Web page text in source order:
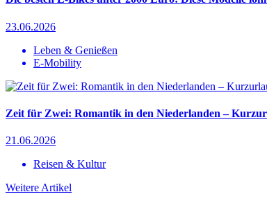
23.06.2026
Leben & Genießen
E-Mobility
Zeit für Zwei: Romantik in den Niederlanden –
21.06.2026
Reisen & Kultur
Weitere Artikel